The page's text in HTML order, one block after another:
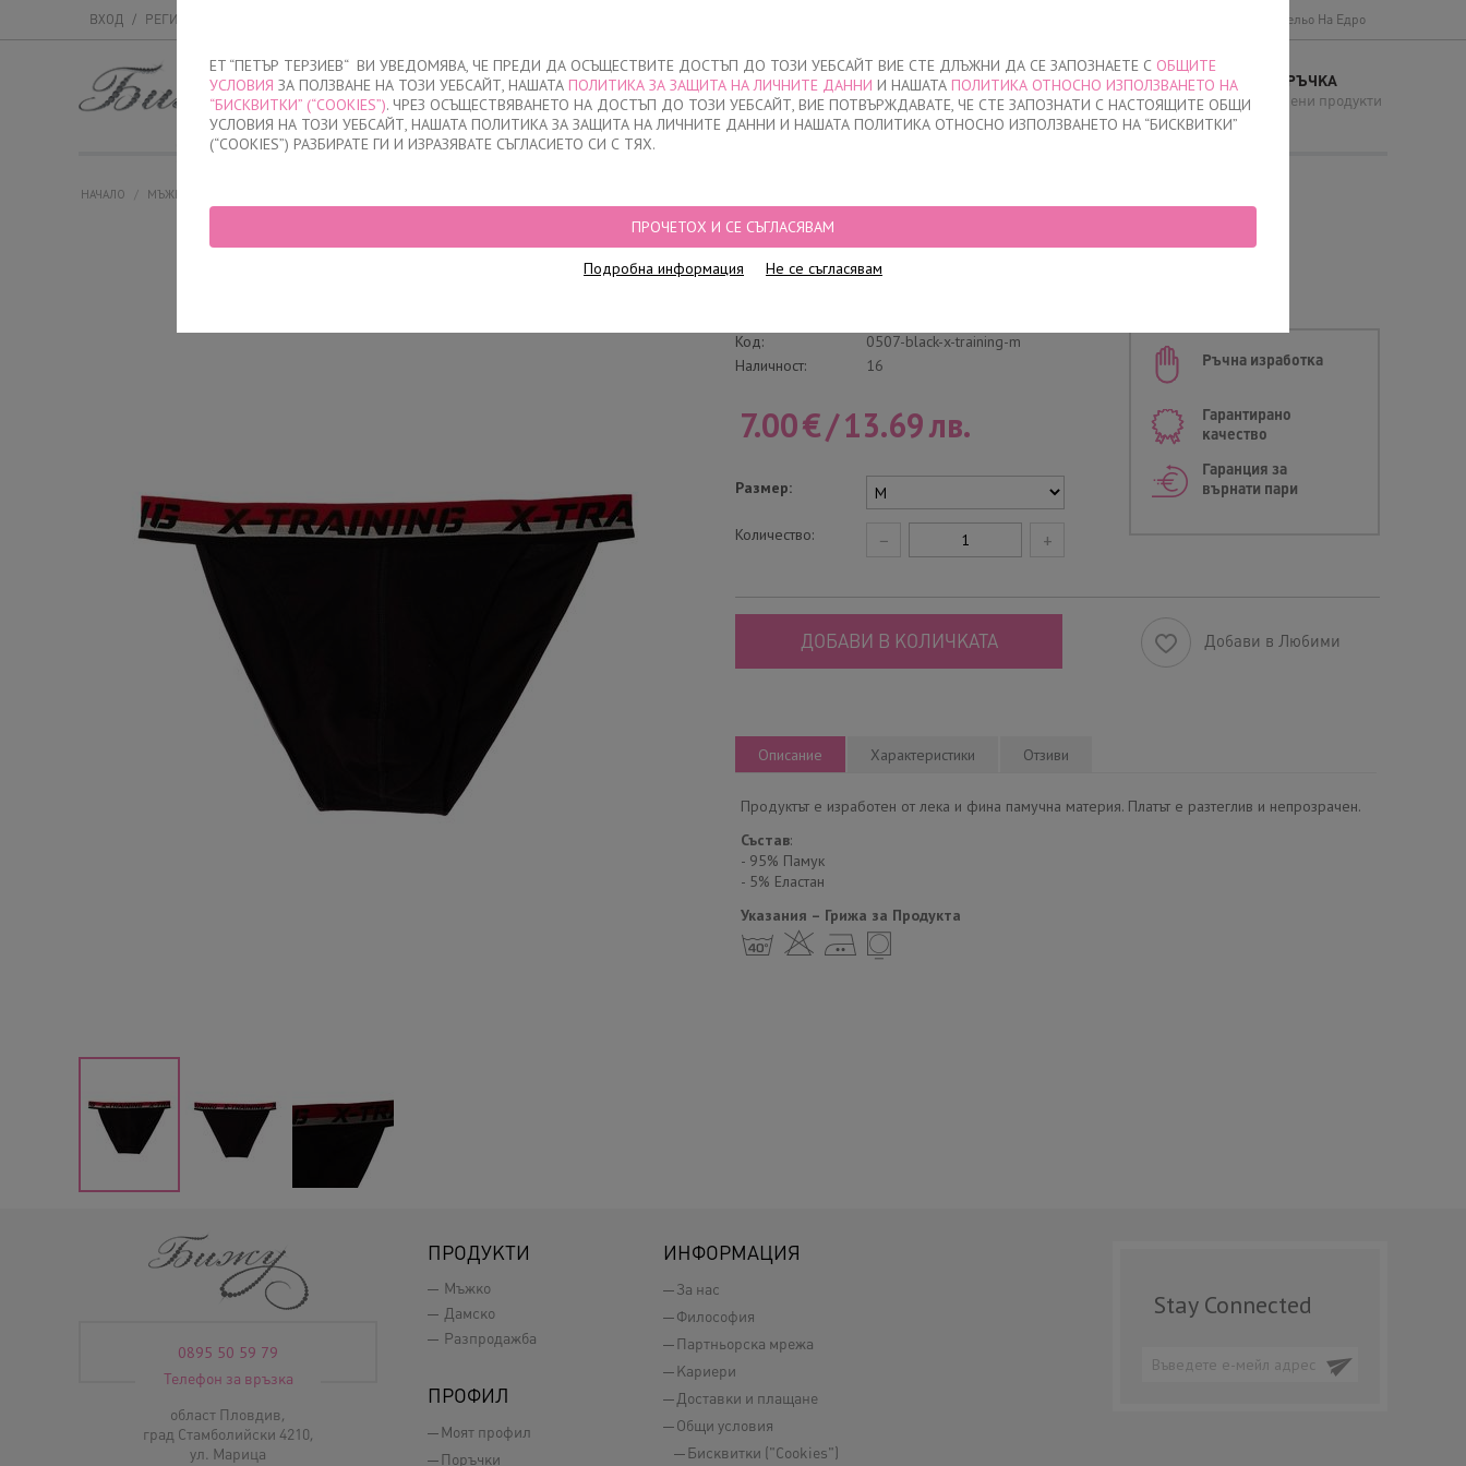
ET “ПЕТЪР ТЕРЗИЕВ“ ВИ УВЕДОМЯВА, ЧЕ ПРЕДИ ДА ОСЪЩЕСТВИТЕ ДОСТЪП ДО ТОЗИ УЕБСАЙТ ВИЕ СТЕ ДЛЪЖНИ ДА СЕ ЗАПОЗНАЕТЕ С ОБЩИТЕ
УСЛОВИЯ ЗА ПОЛЗВАНЕ НА ТОЗИ УЕБСАЙТ, НАШАТА ПОЛИТИКА ЗА ЗАЩИТА НА ЛИЧНИТЕ ДАННИ И НАШАТА ПОЛИТИКА ОТНОСНО ИЗПОЛЗВАНЕТО НА
“БИСКВИТКИ” (“COOKIES”). ЧРЕЗ ОСЪЩЕСТВЯВАНЕТО НА ДОСТЪП ДО ТОЗИ УЕБСАЙТ, ВИЕ ПОТВЪРЖДАВАТЕ, ЧЕ СТЕ ЗАПОЗНАТИ С НАСТОЯЩИТЕ ОБЩИ
УСЛОВИЯ НА ТОЗИ УЕБСАЙТ, НАШАТА ПОЛИТИКА ЗА ЗАЩИТА НА ЛИЧНИТЕ ДАННИ И НАШАТА ПОЛИТИКА ОТНОСНО ИЗПОЛЗВАНЕТО НА “БИСКВИТКИ”
(“COOKIES”) РАЗБИРАТЕ ГИ И ИЗРАЗЯВАТЕ СЪГЛАСИЕТО СИ С ТЯХ.
ПРОЧЕТОХ И СЕ СЪГЛАСЯВАМ
Подробна информация Не се съгласявам
ВХОД / РЕГИСТРАЦИЯ Бельо На Едро
МЪЖКО ДАМСКО ДЕТСКО НАМАЛЕНИЯ КЪДЕ ДА КУПЯ КОНТАКТИ
МОЯТА ПОРЪЧКА
няма добавени продукти
НАЧАЛО / МЪЖКО
Мъжки слип Изрязан, 0507, Черно
Ръчна изработка
Гарантирано
качество
Гаранция за
върнати пари
Код:
0507-black-x-training-m
Наличност:
16
7.00€/13.69лв.
Размер:
Количество: +
−
ДОБАВИ В КОЛИЧКАТА Добави в Любими
Описание Характеристики Отзиви
Продуктът е изработен от лека и фина памучна материя. Платът е разтеглив и непрозрачен.
Състав:
- 95% Памук
- 5% Еластан
Указания – Грижа за Продукта
h H E Y
0895 50 59 79
Телефон за връзка
област Пловдив,
град Стамболийски 4210,
ул. Марица
ПРОДУКТИ
Мъжко
Дамско
Разпродажба
ПРОФИЛ
Моят профил
Поръчки
Stay Connected
ИНФОРМАЦИЯ
За нас
Философия
Партньорска мрежа
Кариери
Доставки и плащане
Общи условия
Бисквитки ("Cookies")